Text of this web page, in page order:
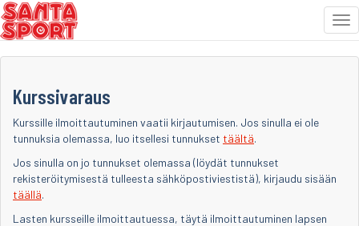
Kurssivaraus
Kurssille ilmoittautuminen vaatii kirjautumisen. Jos sinulla ei ole
tunnuksia olemassa, luo itsellesi tunnukset täältä.
Jos sinulla on jo tunnukset olemassa (löydät tunnukset
rekisteröitymisestä tulleesta sähköpostiviestistä), kirjaudu sisään
täällä.
Lasten kursseille ilmoittautuessa, täytä ilmoittautuminen lapsen